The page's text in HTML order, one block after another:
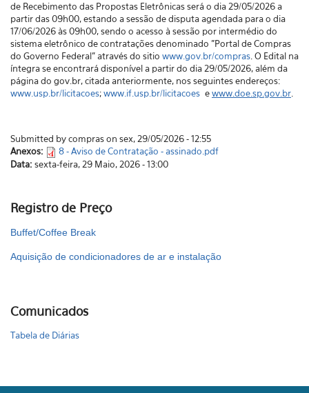
de Recebimento das Propostas Eletrônicas será o dia 29/05/2026 a
partir das 09h00, estando a sessão de disputa agendada para o dia
17/06/2026 às 09h00, sendo o acesso à sessão por intermédio do
sistema eletrônico de contratações denominado "Portal de Compras
do Governo Federal” através do sitio www.gov.br/compras . O Edital na
íntegra se encontrará disponível a partir do dia 29/05/2026, além da
página do gov.br, citada anteriormente, nos seguintes endereços:
www.usp.br/licitacoes;www.if.usp.br/licitacoes ewww.doe.sp.gov.br
Submitted by compras on sex, 29/05/2026 - 12:55
Anexos:
8 - Aviso de Contratação - assinado.pdf
Data: sexta-feira, 29 Maio, 2026 - 13:00
Registro de Preço
Buffet/Coffee Break
Aquisição de condicionadores de ar e instalação
Comunicados
Tabela de Diárias